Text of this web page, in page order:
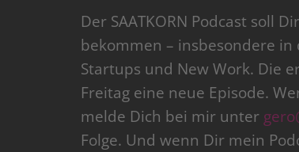
Der SAATKORN Podcast soll
bekommen – insbesondere
Startups und New Work. Die
Freitag eine neue Episode.
melde Dich bei mir unter
Folge. Und wenn Dir mein